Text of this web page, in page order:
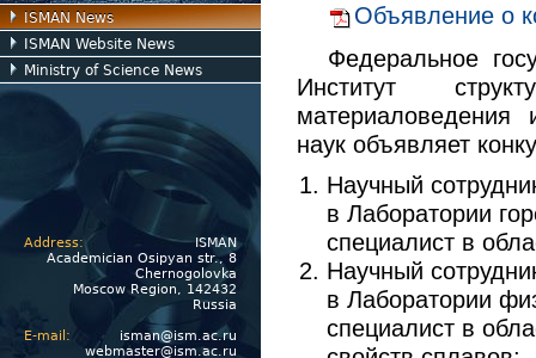
ISMAN News
ISMAN Website News
Ministry of Science News
Address:
ISMAN
Academician Osipyan str., 8
Chernogolovka
Moscow Region, 142432
Russia
E-mail:
isman@ism.ac.ru
webmaster@ism.ac.ru
Объявление о
Федеральное
Институт
наук объявляет
Научный
в Лаборатории
специалист в
Научный
в Лаборатории
специалист в